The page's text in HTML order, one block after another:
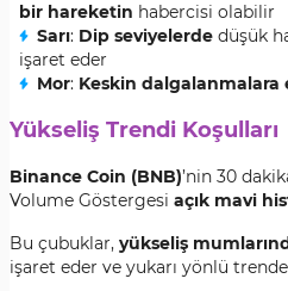
bir hareketin habercisi olabilir
Sarı: Dip seviyelerde düşük
işaret eder
Mor: Keskin dalgalanmalara
Yükseliş Trendi Koşulları
Binance Coin (BNB)’nin 30
Volume Göstergesi açık mavi
Bu çubuklar, yükseliş
işaret eder ve yukarı yönlü trende